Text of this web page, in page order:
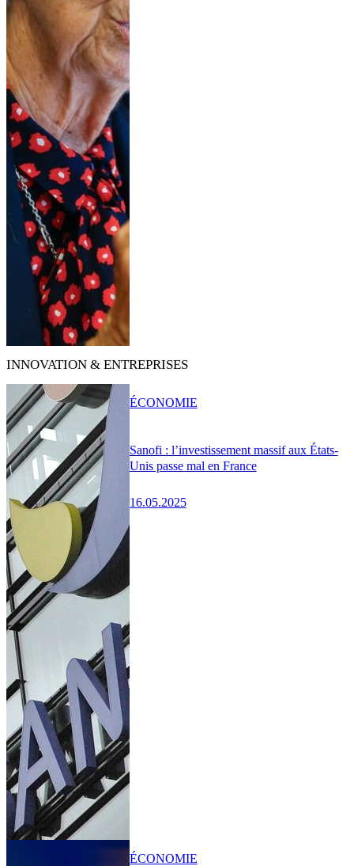
INNOVATION & ENTREPRISES
Sanofi : l’investissement massif aux États-
Unis passe mal en France
16.05.2025
ÉCONOMIE
ÉCONOMIE